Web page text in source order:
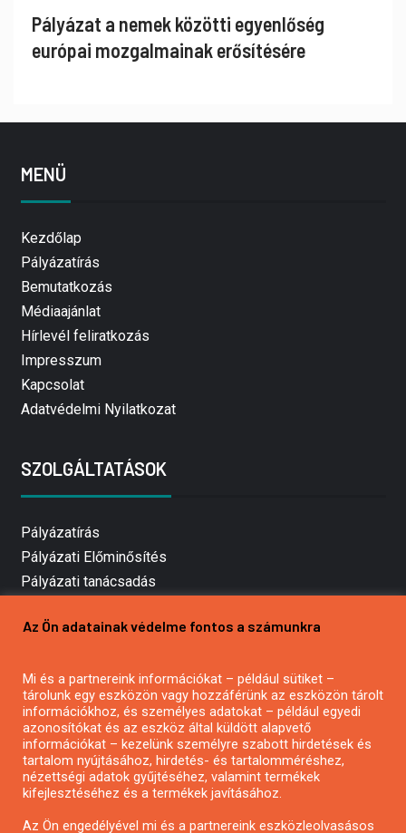
Pályázat a nemek közötti egyenlőség
európai mozgalmainak erősítésére
MENÜ
Kezdőlap
Pályázatírás
Bemutatkozás
Médiaajánlat
Hírlevél feliratkozás
Impresszum
Kapcsolat
Adatvédelmi Nyilatkozat
SZOLGÁLTATÁSOK
Pályázatírás
Pályázati Előminősítés
Pályázati tanácsadás
Mezőgazdasági pályázatírás
Pályázatírás civil szervezeteknek
Pályázatírás önkormányzatoknak
Pályázatfigyelés
Specifikus pályázatfigyelés vagy hírlevél
Az Ön adatainak védelme fontos a számunkra
Mi és a partnereink információkat – például sütiket –
tárolunk egy eszközön vagy hozzáférünk az eszközön tárolt
információkhoz, és személyes adatokat – például egyedi
azonosítókat és az eszköz által küldött alapvető
információkat – kezelünk személyre szabott hirdetések és
tartalom nyújtásához, hirdetés- és tartalomméréshez,
nézettségi adatok gyűjtéséhez, valamint termékek
kifejlesztéséhez és a termékek javításához.
Az Ön engedélyével mi és a partnereink eszközleolvasásos